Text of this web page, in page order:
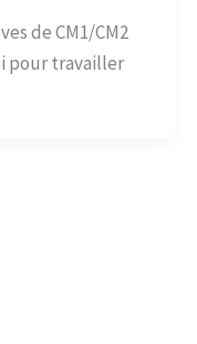
de CM1/CM2
pour travailler